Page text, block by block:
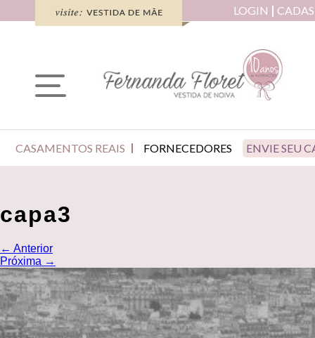
LOGIN
CASAMENTOS REAIS FORNECEDORES ENVIE SEU
capa3
← Anterior
Próxima →